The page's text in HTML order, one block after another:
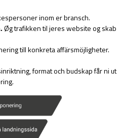
inom er bransch.
Øg trafikken til jeres website og skab
till konkreta affärsmöjligheter.
format och budskap får ni ut